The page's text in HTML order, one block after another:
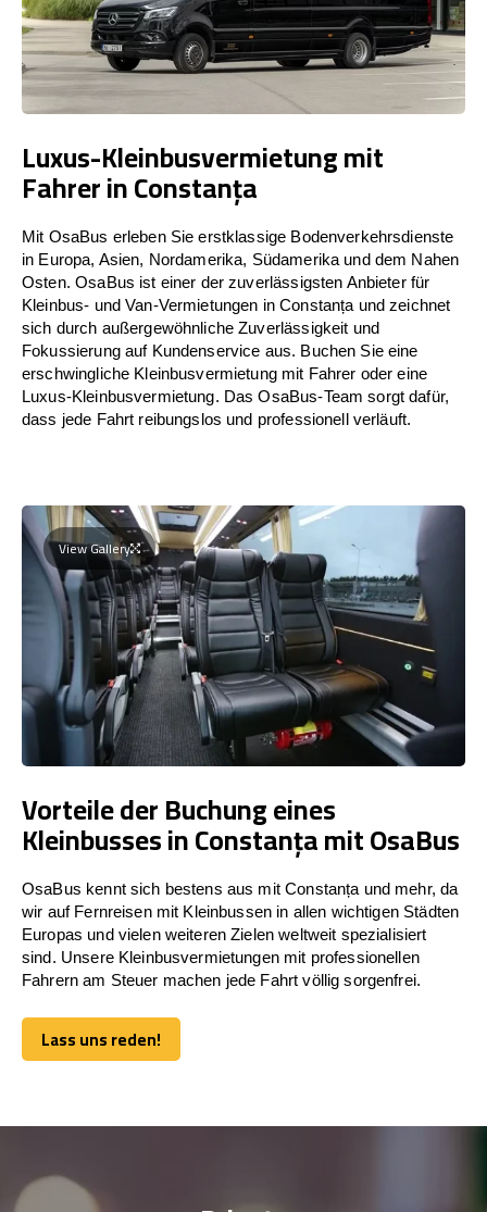
Luxus-Kleinbusvermietung mit
Fahrer in Constanța
Mit OsaBus erleben Sie erstklassige Bodenverkehrsdienste
in Europa, Asien, Nordamerika, Südamerika und dem Nahen
Osten. OsaBus ist einer der zuverlässigsten Anbieter für
Kleinbus- und Van-Vermietungen in Constanța und zeichnet
sich durch außergewöhnliche Zuverlässigkeit und
Fokussierung auf Kundenservice aus. Buchen Sie eine
erschwingliche Kleinbusvermietung mit Fahrer oder eine
Luxus-Kleinbusvermietung. Das OsaBus-Team sorgt dafür,
dass jede Fahrt reibungslos und professionell verläuft.
View Gallery
Vorteile der Buchung eines
Kleinbusses in Constanța mit OsaBus
OsaBus kennt sich bestens aus mit Constanța und mehr, da
wir auf Fernreisen mit Kleinbussen in allen wichtigen Städten
Europas und vielen weiteren Zielen weltweit spezialisiert
sind. Unsere Kleinbusvermietungen mit professionellen
Fahrern am Steuer machen jede Fahrt völlig sorgenfrei.
Lass uns reden!
Lass uns reden!